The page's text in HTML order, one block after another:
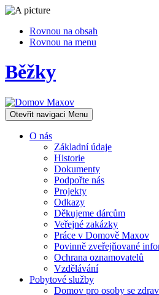
Rovnou na obsah
Rovnou na menu
Běžky
Otevřit navigaci Menu
O nás
Základní údaje
Historie
Dokumenty
Podpořte nás
Projekty
Odkazy
Děkujeme dárcům
Veřejné zakázky
Práce v Domově Maxov
Povinně zveřejňované
Ochrana oznamovatelů
Vzdělávání
Pobytové služby
Domov pro osoby se